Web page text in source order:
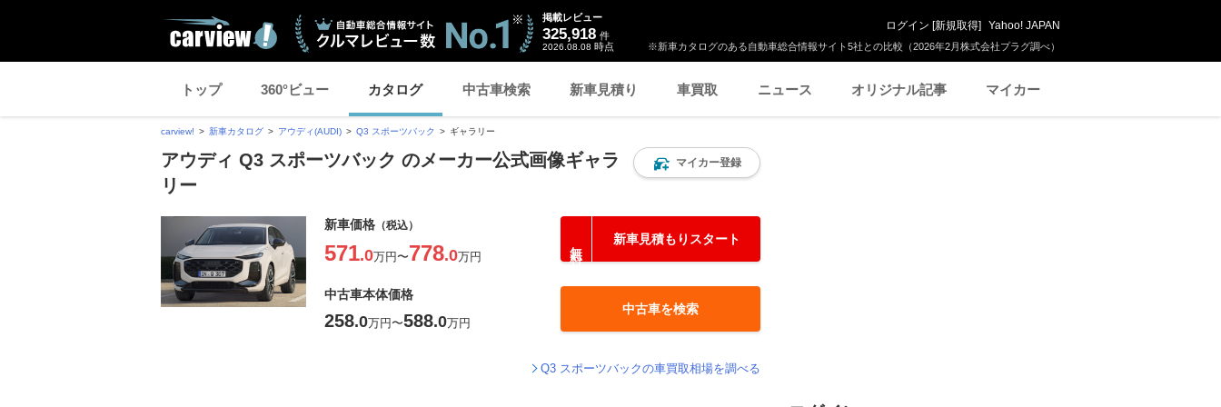
※新車カタログのある自動車総合情報サイト5社との比較（2026年2月株式会社プラグ調べ）
掲載レビュー
325,918 件
2026.08.08 時点
ログイン [新規取得] Yahoo! JAPAN
トップ 360°ビュー カタログ 中古車検索 新車見積り 車買取 ニュース オリジナル記事 マイカー
carview! 新車カタログ アウディ(AUDI) Q3 スポーツバック ギャラリー
アウディ Q3 スポーツバック のメーカー公式画像ギャラ
リー
マイカー登録
新車価格 （税込）
571.0万円〜778.0万円
新車見積もりスタート
中古車本体価格
258.0万円〜588.0万円
中古車を検索
Q3 スポーツバックの車買取相場を調べる